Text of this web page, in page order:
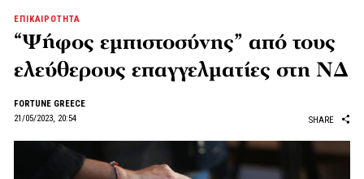
ΕΠΙΚΑΙΡΟΤΗΤΑ
“Ψήφος εμπιστοσύνης” από τους
ελεύθερους επαγγελματίες στη ΝΔ
FORTUNE GREECE
21/05/2023, 20:54
SHARE